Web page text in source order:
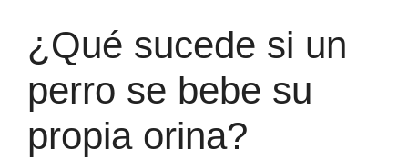
¿Qué sucede si un
perro se bebe su
propia orina?